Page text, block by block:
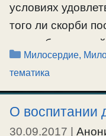
условиях
того ли скорби
что от
совершающихся,
сердце и не
может это
О.Серафим:
удовлетворять в
Рубрики
Милосердие,
тематика
О воспитании
30.09.2017